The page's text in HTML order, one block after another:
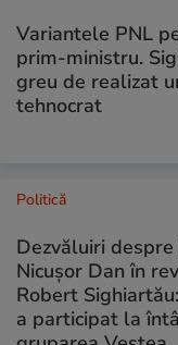
Variantele PNL
prim-ministru.
greu de realizat
tehnocrat
Politică
Dezvăluiri
Nicușor Dan în
Robert
a participat la